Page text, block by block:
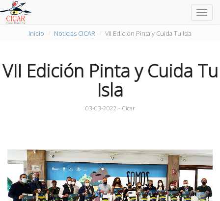
Inicio Noticias CICAR VII Edición Pinta y Cuida Tu Isla
VII Edición Pinta y Cuida Tu
Isla
03-03-2022 - Cicar